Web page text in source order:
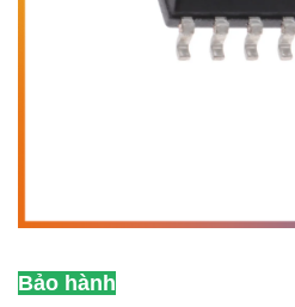
Bảo hành